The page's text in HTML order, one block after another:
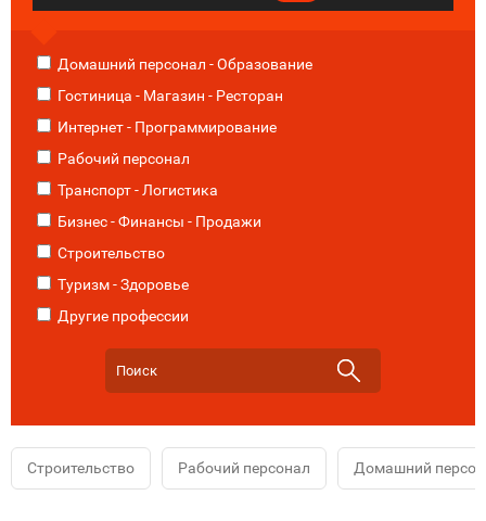
Домашний персонал - Образование
Гостиница - Магазин - Ресторан
Интернет - Программирование
Рабочий персонал
Транспорт - Логистика
Бизнес - Финансы - Продажи
Строительство
Туризм - Здоровье
Другие профессии
Строительство Рабочий персонал Домашний